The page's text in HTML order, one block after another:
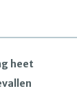
heet